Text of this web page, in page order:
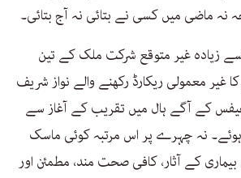
نہ ماضی میں کسی نے بتائی نہ آج بتائی۔
زیادہ غیر متوقع شرکت ملک کے تین
غیر معمولی ریکارڈ رکھنے والے نواز شریف
کے آگے ہال میں تقریب کے آغاز سے
نہ چہرے پر اس مرتبہ کوئی ماسک
کے آثار، کافی صحت مند، مطمئن اور